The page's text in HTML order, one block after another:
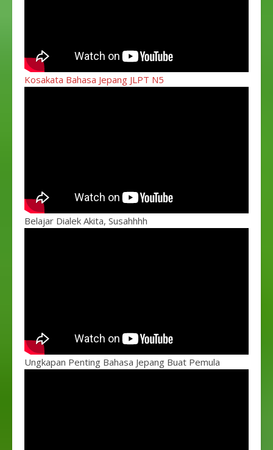
Kosakata Bahasa Jepang JLPT N5
Belajar Dialek Akita, Susahhhh
Ungkapan Penting Bahasa Jepang Buat Pemula